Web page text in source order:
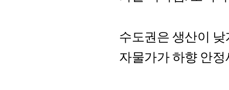
수도권은 생산이
자물가가 하향 안